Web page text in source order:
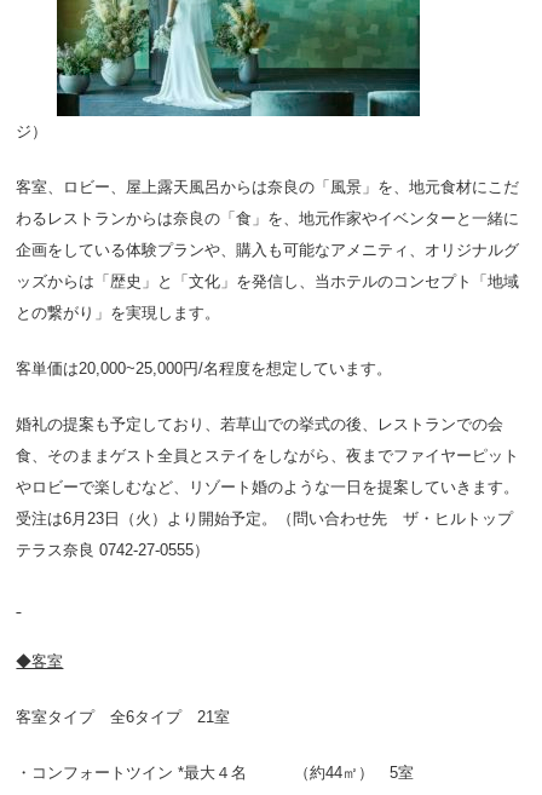
ジ）
客室、ロビー、屋上露天風呂からは奈良の「風景」を、地元食材にこだ
わるレストランからは奈良の「食」を、地元作家やイベンターと一緒に
企画をしている体験プランや、購入も可能なアメニティ、オリジナルグ
ッズからは「歴史」と「文化」を発信し、当ホテルのコンセプト「地域
との繋がり」を実現します。
客単価は20,000~25,000円/名程度を想定しています。
婚礼の提案も予定しており、若草山での挙式の後、レストランでの会
食、そのままゲスト全員とステイをしながら、夜までファイヤーピット
やロビーで楽しむなど、リゾート婚のような一日を提案していきます。
受注は6月23日（火）より開始予定。（問い合わせ先 ザ・ヒルトップ
テラス奈良 0742-27-0555）
◆客室
客室タイプ 全6タイプ 21室
・コンフォートツイン *最大４名 （約44㎡） 5室